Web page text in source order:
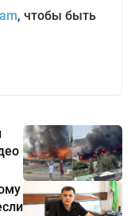
, чтобы быть